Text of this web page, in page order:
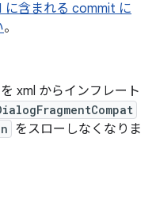
に含まれる commit に
。
を xml からインフレート
をスローしなくなりま